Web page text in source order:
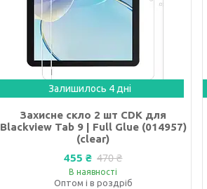
Залишилось 4 дні
Захисне скло 2 шт CDK для
Blackview Tab 9 | Full Glue (014957)
(clear)
455 ₴ 470 ₴
В наявності
Оптом і в роздріб